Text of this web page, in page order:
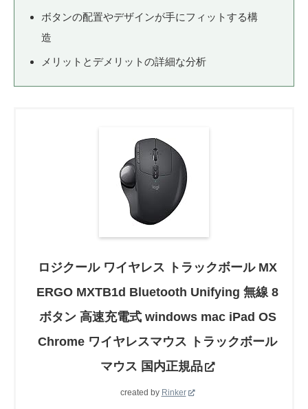
ボタンの配置やデザインが手にフィットする構
造
メリットとデメリットの詳細な分析
ロジクール ワイヤレス トラックボール MX
ERGO MXTB1d Bluetooth Unifying 無線 8
ボタン 高速充電式 windows mac iPad OS
Chrome ワイヤレスマウス トラックボール
マウス 国内正規品
created by Rinker